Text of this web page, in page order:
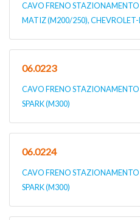
CAVO FRENO
MATIZ (M200/250),
06.0223
CAVO FRENO
SPARK (M300)
06.0224
CAVO FRENO
SPARK (M300)